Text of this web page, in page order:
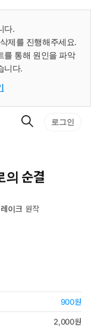
다.
제를 진행해주세요.
를 통해 원인을 파악
니다.
검
로그인
의 순결
이크 원작
900원
2,000원